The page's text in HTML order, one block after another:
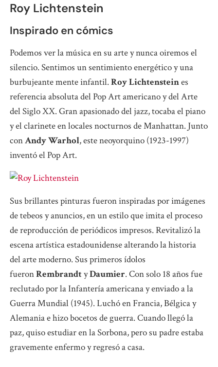
Roy Lichtenstein
Inspirado en cómics
Podemos ver la música en su arte y nunca oiremos el
silencio. Sentimos un sentimiento energético y una
burbujeante mente infantil.Roy Lichtensteines
referencia absoluta del Pop Art americano y del Arte
del Siglo XX. Gran apasionado del jazz, tocaba el piano
y el clarinete en locales nocturnos de Manhattan. Junto
conAndy Warhol, este neoyorquino (1923-1997)
inventó el Pop Art.
Sus brillantes pinturas fueron inspiradas por imágenes
de tebeos y anuncios, en un estilo que imita el proceso
de reproducción de periódicos impresos. Revitalizó la
escena artística estadounidense alterando la historia
del arte moderno. Sus primeros ídolos
fueronRembrandtyDaumier. Con solo 18 años fue
reclutado por la Infantería americana y enviado a la
Guerra Mundial (1945). Luchó en Francia, Bélgica y
Alemania e hizo bocetos de guerra. Cuando llegó la
paz, quiso estudiar en la Sorbona, pero su padre estaba
gravemente enfermo y regresó a casa.